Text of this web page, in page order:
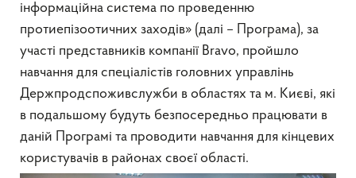
інформаційна система по проведенню
протиепізоотичних заходів» (далі – Програма), за
участі представників компанії Bravo, пройшло
навчання для спеціалістів головних управлінь
Держпродспоживслужби в областях та м. Києві, які
в подальшому будуть безпосередньо працювати в
даній Програмі та проводити навчання для кінцевих
користувачів в районах своєї області.